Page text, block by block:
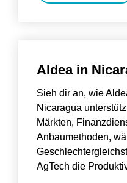
Aldea in
Sieh dir an, wie
Nicaragua
Märkten,
Anbaumethoden,
AgTech die